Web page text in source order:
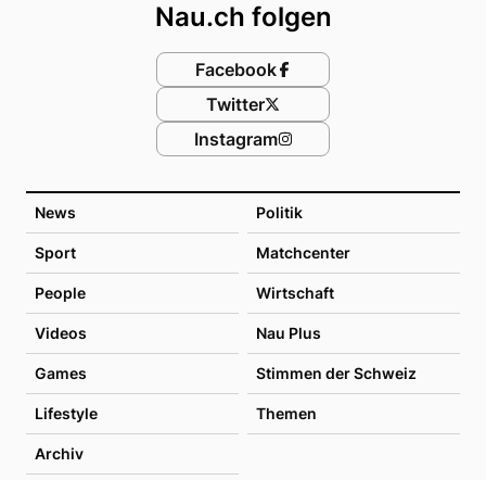
News Politik
Sport Matchcenter
People Wirtschaft
Videos Nau Plus
Games Stimmen der Schweiz
Lifestyle Themen
Archiv
Nau.ch folgen
Facebook
Twitter
Instagram